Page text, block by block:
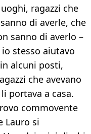
ragazzi che
di averle, che
sanno di averlo –
stesso aiutavo
alcuni posti,
che avevano
portava a casa.
commovente
Lauro si